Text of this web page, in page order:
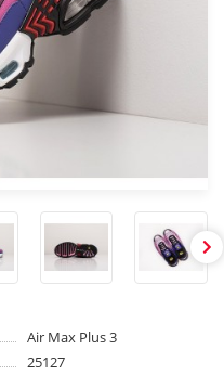
Air Max Plus 3
25127